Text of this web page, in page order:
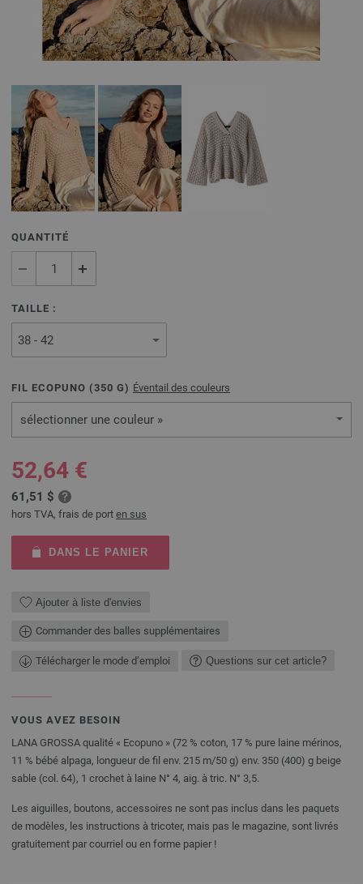
QUANTITÉ
TAILLE :
FIL ECOPUNO (350 G) Éventail des couleurs
sélectionner une couleur »
52,64 €
61,51 $
hors TVA, frais de port en sus
DANS LE PANIER
Ajouter à liste d'envies
Commander des balles supplémentaires
Télécharger le mode d’emploi Questions sur cet article?
VOUS AVEZ BESOIN
LANA GROSSA qualité « Ecopuno » (72 % coton, 17 % pure laine mérinos,
11 % bébé alpaga, longueur de fil env. 215 m/50 g) env. 350 (400) g beige
sable (col. 64), 1 crochet à laine N° 4, aig. à tric. N° 3,5.
Les aiguilles, boutons, accessoires ne sont pas inclus dans les paquets
de modèles, les instructions à tricoter, mais pas le magazine, sont livrés
gratuitement par courriel ou en forme papier !